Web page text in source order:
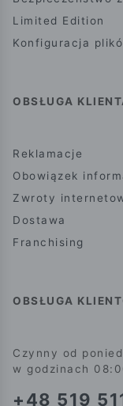
Limited Edition
Konfiguracja
OBSŁUGA
Reklamacje
Obowiązek
Zwroty
Dostawa
Franchising
OBSŁUGA
Czynny od
w godzinach
+48 519